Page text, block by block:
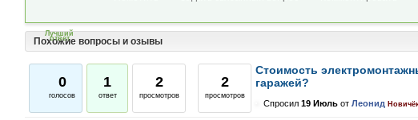
Лучший
ответ
Похожие вопросы и озывы
0
голосов
1
ответ
2
просмотров
2
просмотров
Стоимость
гаражей?
Спросил 19 Июль от Леонид